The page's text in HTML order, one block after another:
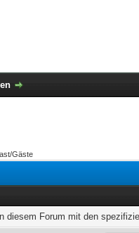
Gäste
diesem Forum mit den